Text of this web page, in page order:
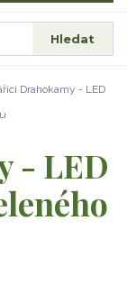
Hledat
Drahokamy - LED
- LED